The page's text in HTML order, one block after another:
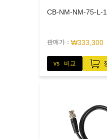
CB-NM-NM-75-L-
판매가： ₩333,300
vs 비교